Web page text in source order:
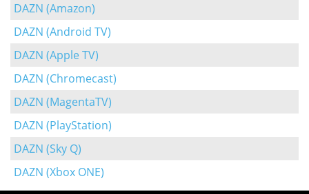
DAZN (Amazon)
DAZN (Android TV)
DAZN (Apple TV)
DAZN (Chromecast)
DAZN (MagentaTV)
DAZN (PlayStation)
DAZN (Sky Q)
DAZN (Xbox ONE)